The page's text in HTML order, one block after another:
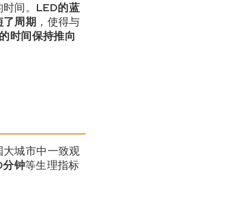
间。 LED的蓝
了周期 ，使得与
时间保持推向
城市中一致观
分钟等生理指标